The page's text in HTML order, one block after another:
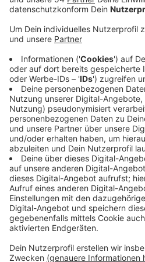
Montag,
Die Statistik unterscheidet
Mehrfamilienhäusern. Bei den
es einen regelrechten
Bereich sind im Vergleich zum
weniger Häuser errichtet
Mehrfamilienhäusern sieht es
haben sich die Zahlen fast
hat sich auch die Zahl der
Mönchengladbach
wurden in Mönchengladbach
Wohnhäuser gebaut und
Wohnungen geschaffen.